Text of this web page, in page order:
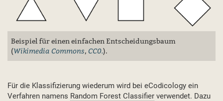
Beispiel für einen einfachen Entscheidungsbaum
(Wikimedia Commons, CC0.).
Für die Klassifizierung wiederum wird bei eCodicology ein
Verfahren namens Random Forest Classifier verwendet. Dazu